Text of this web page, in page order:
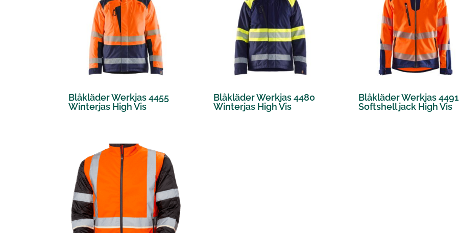
Blåkläder Werkjas 4455
Winterjas High Vis
Blåkläder Werkjas 4480
Winterjas High Vis
Blåkläder Werkjas 4491
Softshell jack High Vis